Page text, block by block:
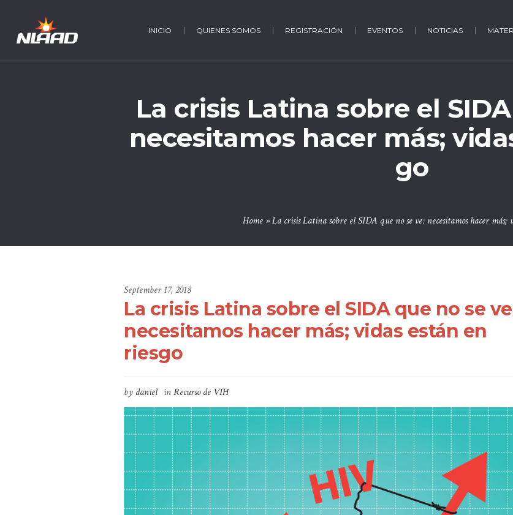
INICIO QUIENES SOMOS REGISTRACIÓN EVENTOS NOTICIAS
La crisis Latina sobre el
necesitamos hacer más;
go
Home»La crisis Latina sobre el SIDA que no se ve: necesitamos hacer más;
September 17, 2018
La crisis Latina sobre el SIDA que no se
necesitamos hacer más; vidas están en
riesgo
by daniel inRecurso de VIH